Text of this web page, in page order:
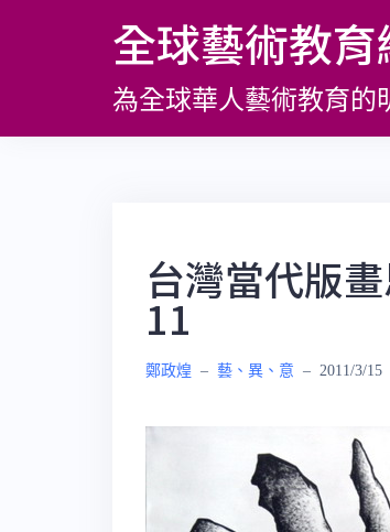
全球藝術教育
為全球華人藝術教育的
台灣當代版
11
鄭政煌 – 藝、異、意 – 2011/3/15